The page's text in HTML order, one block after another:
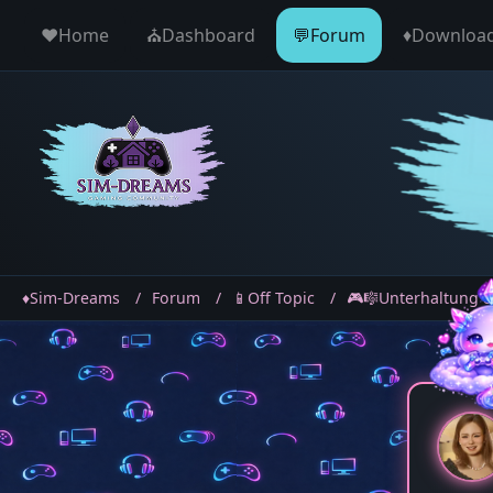
♥️Home ⛪️Dashboard 💬Forum
♦️Sim-Dreams Forum 📱Off Topic 🎮🎼Unterhaltung